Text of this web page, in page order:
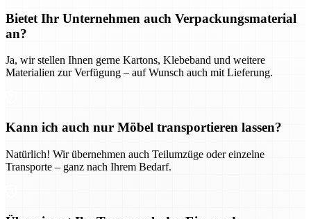
Bietet Ihr Unternehmen auch Verpackungsmaterial
an?
Ja, wir stellen Ihnen gerne Kartons, Klebeband und weitere
Materialien zur Verfügung – auf Wunsch auch mit Lieferung.
Kann ich auch nur Möbel transportieren lassen?
Natürlich! Wir übernehmen auch Teilumzüge oder einzelne
Transporte – ganz nach Ihrem Bedarf.